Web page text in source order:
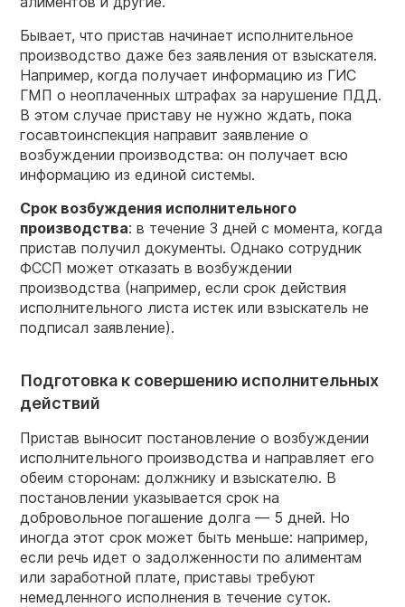
Бывает, что пристав начинает исполнительное
производство даже без заявления от взыскателя.
Например, когда получает информацию из ГИС
ГМП о неоплаченных штрафах за нарушение ПДД.
В этом случае приставу не нужно ждать, пока
госавтоинспекция направит заявление о
возбуждении производства: он получает всю
информацию из единой системы.
Срок возбуждения исполнительного
производства: в течение 3 дней с момента, когда
пристав получил документы. Однако сотрудник
ФССП может отказать в возбуждении
производства (например, если срок действия
исполнительного листа истек или взыскатель не
подписал заявление).
Подготовка к совершению исполнительных
действий
Пристав выносит постановление о возбуждении
исполнительного производства и направляет его
обеим сторонам: должнику и взыскателю. В
постановлении указывается срок на
добровольное погашение долга — 5 дней. Но
иногда этот срок может быть меньше: например,
если речь идет о задолженности по алиментам
или заработной плате, приставы требуют
немедленного исполнения в течение суток.